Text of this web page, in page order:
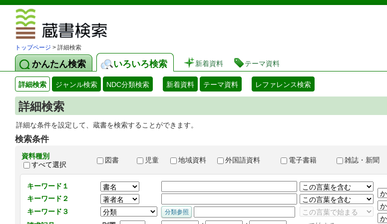
トップページ > 詳細検索
かんたん検索 いろいろ検索 新着資料 テーマ資料
詳細検索 ジャンル検索 NDC分類検索 新着資料 テーマ資料 レファレンス検索
詳細検索
詳細な条件を設定して、蔵書を検索することができます。
検索条件
資料種別
すべて選択
図書 児童 地域資料 外国語資料 電子書籍 雑誌・新聞
キーワード１
キーワード２
キーワード３